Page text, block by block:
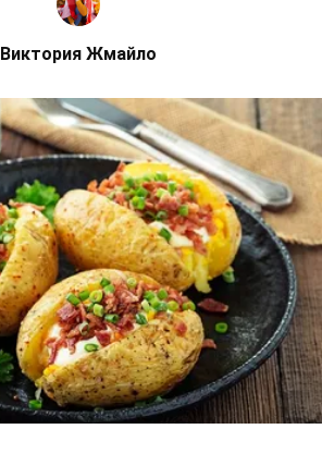
Виктория Жмайло